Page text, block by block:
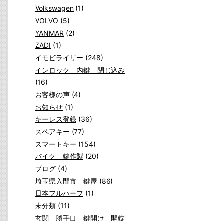
Volkswagen (1)
VOLVO (5)
YANMAR (2)
ZADI (1)
イモビライザー (248)
インロック 内鍵 閉じ込み
(16)
お客様の声 (4)
お知らせ (1)
キーレス登録 (36)
スペアキー (77)
スマートキー (154)
バイク 鍵作製 (20)
ブログ (4)
埼玉県入間市 鍵屋 (86)
日本フルハーフ (1)
未分類 (11)
玄関 勝手口 鍵開け 開錠